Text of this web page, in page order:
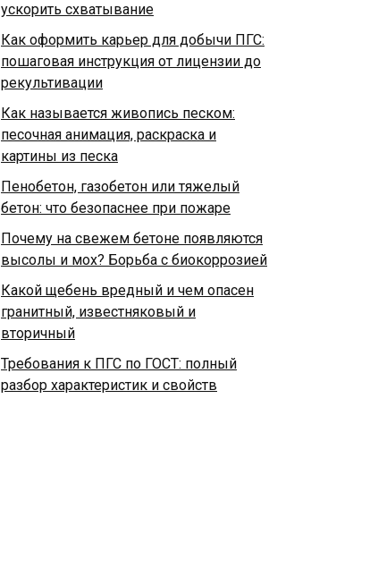
ускорить схватывание
Как оформить карьер для добычи ПГС:
пошаговая инструкция от лицензии до
рекультивации
Как называется живопись песком:
песочная анимация, раскраска и
картины из песка
Пенобетон, газобетон или тяжелый
бетон: что безопаснее при пожаре
Почему на свежем бетоне появляются
высолы и мох? Борьба с биокоррозией
Какой щебень вредный и чем опасен
гранитный, известняковый и
вторичный
Требования к ПГС по ГОСТ: полный
разбор характеристик и свойств